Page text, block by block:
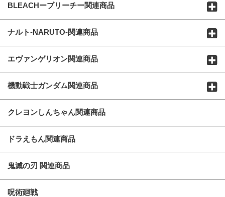
BLEACHーブリーチー関連商品
ナルト-NARUTO-関連商品
エヴァンゲリオン関連商品
機動戦士ガンダム関連商品
クレヨンしんちゃん関連商品
ドラえもん関連商品
鬼滅の刃 関連商品
呪術廻戦